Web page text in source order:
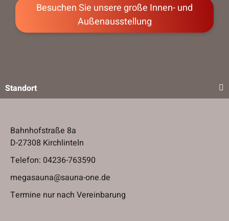
Besuchen Sie unsere große Innen- und
Außenausstellung
Standort
Bahnhofstraße 8a
D-27308 Kirchlinteln
Telefon: 04236-763590
megasauna@sauna-one.de
Termine nur nach Vereinbarung